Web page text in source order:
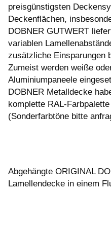
preisgünstigsten
Deckenflächen,
DOBNER GUTWERT
variablen
zusätzliche Einsparungen
Zumeist werden weiße
Aluminiumpaneele
DOBNER Metalldecke
komplette RAL-
(Sonderfarbtöne bitte
Abgehängte ORIGINAL
Lamellendecke in einem